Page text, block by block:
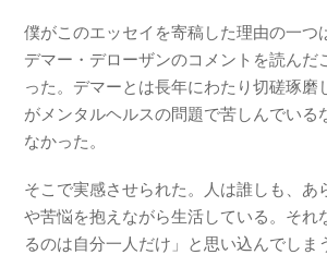
僕がこのエッセイを寄稿した理由の一つ
デマー・デローザンのコメントを読んだ
った。デマーとは長年にわたり切磋琢磨
がメンタルヘルスの問題で苦しんでいる
なかった。
そこで実感させられた。人は誰しも、あ
や苦悩を抱えながら生活している。それ
るのは自分一人だけ」と思い込んでしま